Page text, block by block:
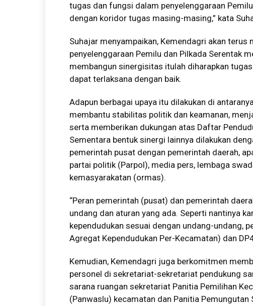
tugas dan fungsi dalam penyelenggaraan
dengan koridor tugas masing-masing,” kata
Suhajar menyampaikan, Kemendagri akan
penyelenggaraan Pemilu dan Pilkada Serentak
membangun sinergisitas itulah diharapkan
dapat terlaksana dengan baik.
Adapun berbagai upaya itu dilakukan di
membantu stabilitas politik dan keamanan,
serta memberikan dukungan atas Daftar
Sementara bentuk sinergi lainnya dilakukan
pemerintah pusat dengan pemerintah daerah,
partai politik (Parpol), media pers, lembaga
kemasyarakatan (ormas).
“Peran pemerintah (pusat) dan pemerintah
undang dan aturan yang ada. Seperti nantinya
kependudukan sesuai dengan undang-undang,
Agregat Kependudukan Per-Kecamatan) dan
Kemudian, Kemendagri juga berkomitmen
personel di sekretariat-sekretariat pendukung
sarana ruangan sekretariat Panitia Pemilihan
(Panwaslu) kecamatan dan Panitia Pemungutan